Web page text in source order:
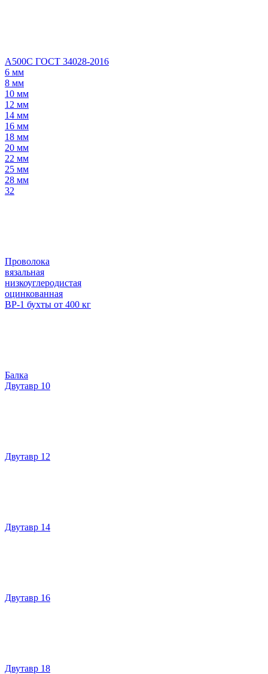
А500С ГОСТ 34028-2016
6 мм
8 мм
10 мм
12 мм
14 мм
16 мм
18 мм
20 мм
22 мм
25 мм
28 мм
32
Проволока
вязальная
низкоуглеродистая
оцинкованная
ВР-1 бухты от 400 кг
Балка
Двутавр 10
Двутавр 12
Двутавр 14
Двутавр 16
Двутавр 18